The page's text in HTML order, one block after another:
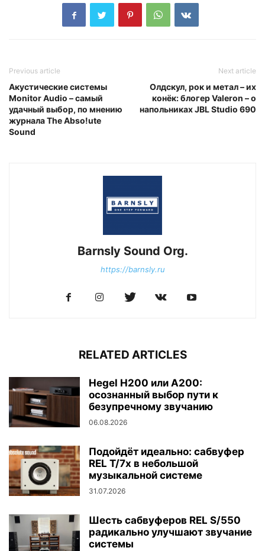
Previous article
Акустические системы
Monitor Audio – самый
удачный выбор, по мнению
журнала The Abso!ute
Sound
Next article
Олдскул, рок и метал – их
конёк: блогер Valeron – о
напольниках JBL Studio 690
Barnsly Sound Org.
https://barnsly.ru
RELATED ARTICLES
Hegel H200 или A200:
осознанный выбор пути к
безупречному звучанию
06.08.2026
Подойдёт идеально: сабвуфер
REL T/7x в небольшой
музыкальной системе
31.07.2026
Шесть сабвуферов REL S/550
радикально улучшают звучание
системы